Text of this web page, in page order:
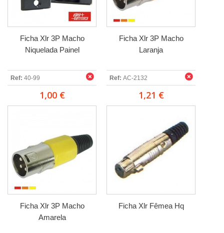
Ficha Xlr 3P Macho
Niquelada Painel
Ref: 40-99
1,00 €
Ficha Xlr 3P Macho
Laranja
Ref: AC-2132
1,21 €
Ficha Xlr 3P Macho
Amarela
Ficha Xlr Fêmea Hq